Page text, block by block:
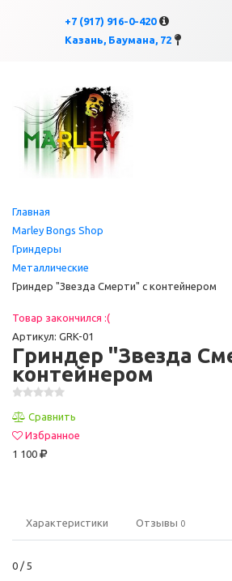
+7 (917) 916-0-420
Казань, Баумана, 72×
Главная
Marley Bongs Shop
Гриндеры
Металлические
Гриндер "Звезда Смерти" с контейнером
Товар закончился :(
Артикул: GRK-01
Гриндер "Звезда
контейнером
Сравнить
Избранное
1 100
Характеристики Отзывы 0
0 / 5